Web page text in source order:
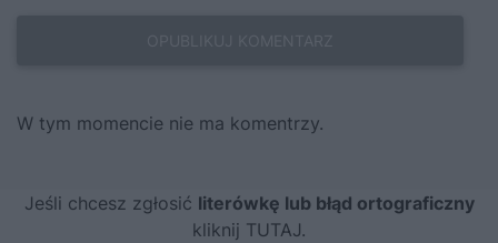
W tym momencie nie ma komentrzy.
Jeśli chcesz zgłosić literówkę lub błąd ortograficzny
kliknij TUTAJ.